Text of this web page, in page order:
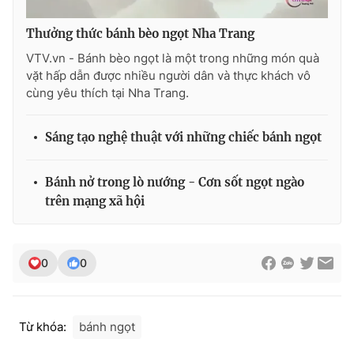
THỜI BÁO VTV
Cơ quan chủ quản:Đài Truyền hình Việt Nam
cấp ngày 29/12/2023
Tổng Biên tập:
Thưởng thức bánh bèo ngọt Nha Trang
VTV.vn - Bánh bèo ngọt là một trong những món quà
vặt hấp dẫn được nhiều người dân và thực khách vô
cùng yêu thích tại Nha Trang.
Sáng tạo nghệ thuật với những chiếc bánh ngọt
Bánh nở trong lò nướng - Cơn sốt ngọt ngào
trên mạng xã hội
0 0
Từ khóa: bánh ngọt